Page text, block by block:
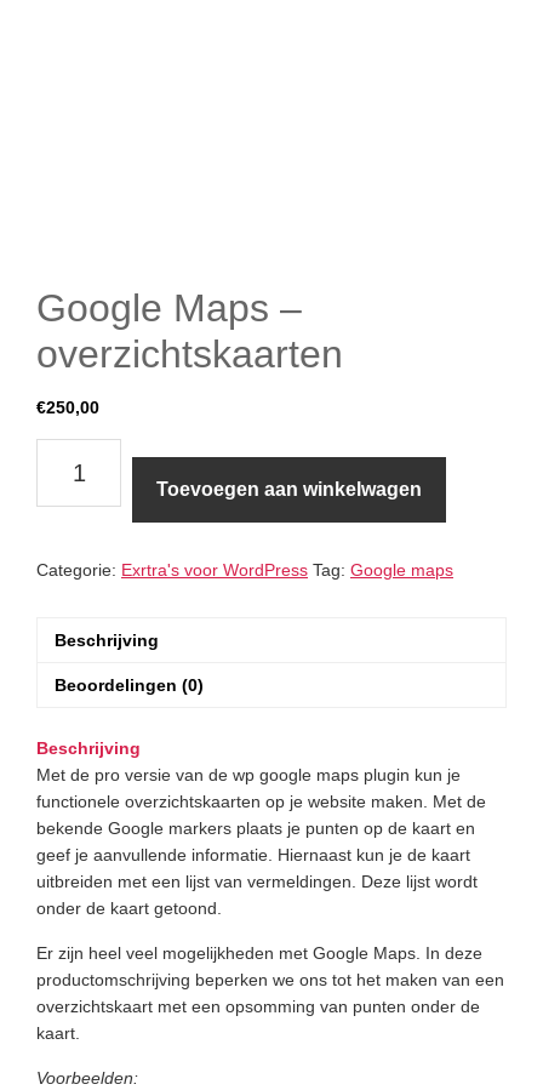
Google Maps –
overzichtskaarten
€250,00
Maps
-
Toevoegen aan winkelwagen
Categorie: Exrtra's voor WordPress Tag: Google maps
Beschrijving
Beoordelingen (0)
Beschrijving
Met de pro versie van de wp google maps plugin kun je
functionele overzichtskaarten op je website maken. Met de
bekende Google markers plaats je punten op de kaart en
geef je aanvullende informatie. Hiernaast kun je de kaart
uitbreiden met een lijst van vermeldingen. Deze lijst wordt
onder de kaart getoond.
Er zijn heel veel mogelijkheden met Google Maps. In deze
productomschrijving beperken we ons tot het maken van een
overzichtskaart met een opsomming van punten onder de
kaart.
Voorbeelden: